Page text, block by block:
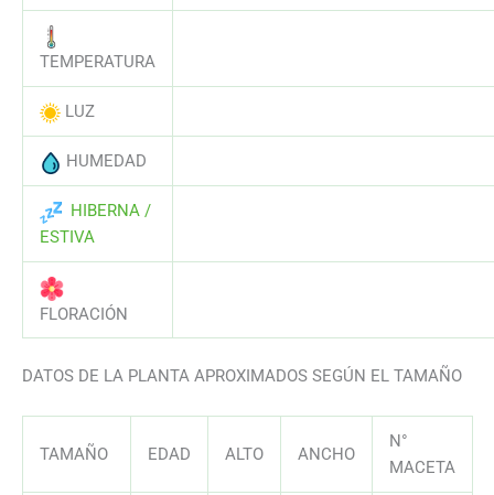
TEMPERATURA
LUZ
HUMEDAD
HIBERNA /
ESTIVA
FLORACIÓN
DATOS DE LA PLANTA APROXIMADOS SEGÚN EL TAMAÑO
TAMAÑO EDAD ALTO ANCHO
N°
MACETA